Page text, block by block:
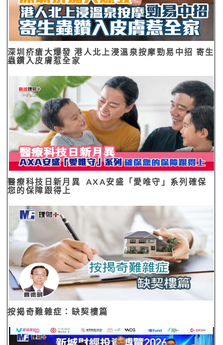
深圳疥瘡大爆發 港人北上浸溫泉按摩勁易中招 寄生
蟲鑽入皮膚惹全家
醫療科技日新月異 AXA安盛「愛唯守」系列確保
您的保障跟得上
按揭奇難雜症：缺契樓篇